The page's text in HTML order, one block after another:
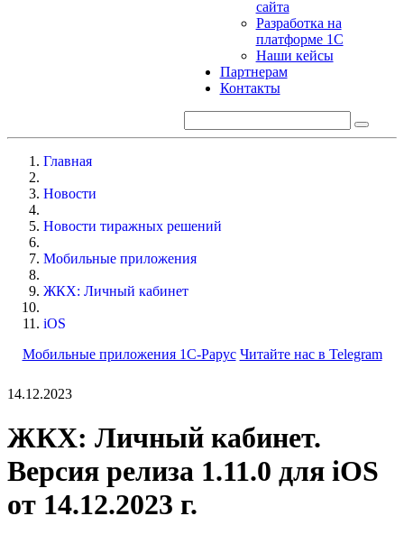
сайта
Разработка на
платформе 1С
Наши кейсы
Партнерам
Контакты
Главная
Новости
Новости тиражных решений
Мобильные приложения
ЖКХ: Личный кабинет
iOS
Мобильные приложения 1С-Рарус Читайте нас в Telegram
14.12.2023
ЖКХ: Личный кабинет.
Версия релиза 1.11.0 для iOS
от 14.12.2023 г.